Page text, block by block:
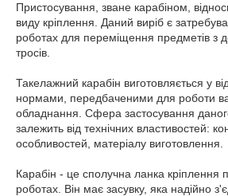
Пристосування, зване карабіном,
виду кріплення. Даний виріб є
роботах для переміщення предметів з
тросів.
Такелажний карабін виготовляється у
нормами, передбаченими для роботи
обладнання. Сфера застосування
залежить від технічних властивостей:
особливостей, матеріалу виготовлення.
Карабін - це сполучна ланка кріплення
роботах. Він має засувку, яка надійно